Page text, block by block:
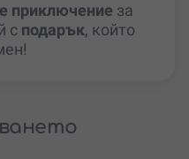
приключение за
с подарък, който